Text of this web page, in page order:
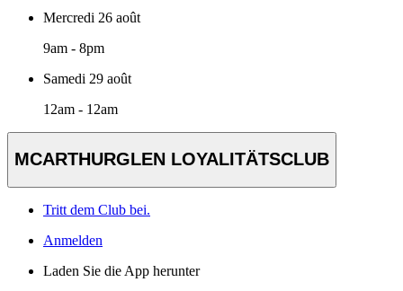
Mercredi 26 août
9am - 8pm
Samedi 29 août
12am - 12am
MCARTHURGLEN LOYALITÄTSCLUB
Tritt dem Club bei.
Anmelden
Laden Sie die App herunter